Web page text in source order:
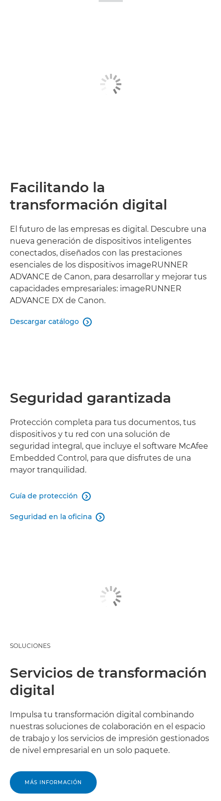
Facilitando la
transformación digital
El futuro de las empresas es digital. Descubre una
nueva generación de dispositivos inteligentes
conectados, diseñados con las prestaciones
esenciales de los dispositivos imageRUNNER
ADVANCE de Canon, para desarrollar y mejorar tus
capacidades empresariales: imageRUNNER
ADVANCE DX de Canon.
Descargar catálogo 
Seguridad garantizada
Protección completa para tus documentos, tus
dispositivos y tu red con una solución de
seguridad integral, que incluye el software McAfee
Embedded Control, para que disfrutes de una
mayor tranquilidad.
Guía de protección 
Seguridad en la oficina 
SOLUCIONES
Servicios de transformación
digital
Impulsa tu transformación digital combinando
nuestras soluciones de colaboración en el espacio
de trabajo y los servicios de impresión gestionados
de nivel empresarial en un solo paquete.
MÁS INFORMACIÓN